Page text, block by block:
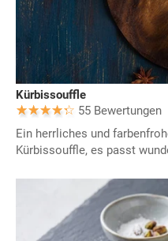
Kürbissouffle
55 Bewertungen
Ein herrliches und
Kürbissouffle, es passt